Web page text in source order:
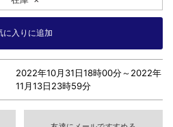
2022年10月31日18時00分～2022年
11月13日23時59分